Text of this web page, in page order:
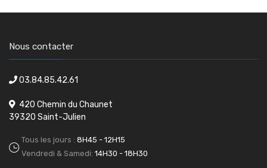
Nous contacter
03.84.85.42.61
420 Chemin du Chaunet
39320 Saint-Julien
Tous les jours : 8H45 - 12H15
Vendredi & Samedi: 14H30 - 18H30